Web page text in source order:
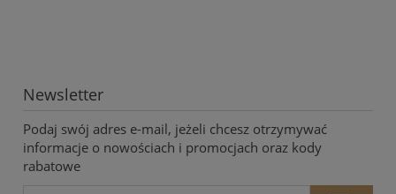
Newsletter
Podaj swój adres e-mail, jeżeli chcesz otrzymywać
informacje o nowościach i promocjach oraz kody
rabatowe